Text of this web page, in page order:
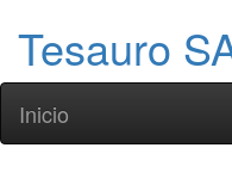
Tesauro
Inicio